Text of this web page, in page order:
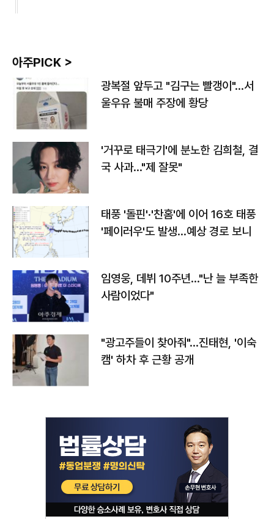
아주PICK >
광복절 앞두고 "김구는 빨갱이"…서
울우유 불매 주장에 황당
'거꾸로 태극기'에 분노한 김희철, 결
국 사과…"제 잘못"
태풍 '돌핀'·'찬홈'에 이어 16호 태풍
'페이러우'도 발생…예상 경로 보니
임영웅, 데뷔 10주년…"난 늘 부족한
사람이었다"
"광고주들이 찾아줘"…진태현, '이숙
캠' 하차 후 근황 공개